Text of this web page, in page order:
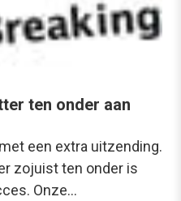
ten onder aan
een extra uitzending.
zojuist ten onder is
Onze…